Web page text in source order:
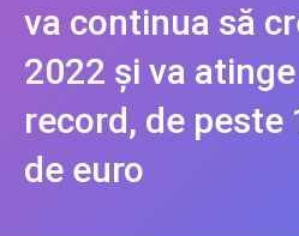
va continua să
2022 și va
record, de peste
de euro